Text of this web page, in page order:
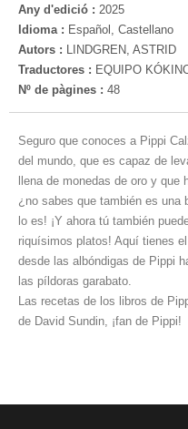
Any d'edició : 2025
Idioma : Español, Castellano
Autors :
LINDGREN, ASTRID
Traductores : EQUIPO
Nº de pàgines : 48
Seguro que conoces a Pippi
del mundo, que es capaz de
llena de monedas de oro y
¿no sabes que también es una
lo es! ¡Y ahora tú también
riquísimos platos! Aquí tienes
desde las albóndigas de Pippi
las píldoras garabato.
Las recetas de los libros de
de David Sundin, ¡fan de Pippi!